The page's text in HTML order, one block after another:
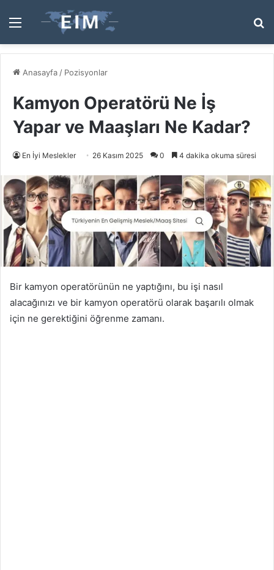
Menü
...
Anasayfa / Pozisyonlar
Kamyon Operatörü Ne İş
Yapar ve Maaşları Ne Kadar?
En İyi Meslekler 26 Kasım 2025 0 4 dakika okuma süresi
Bir kamyon operatörünün ne yaptığını, bu işi nasıl
alacağınızı ve bir kamyon operatörü olarak başarılı olmak
için ne gerektiğini öğrenme zamanı.